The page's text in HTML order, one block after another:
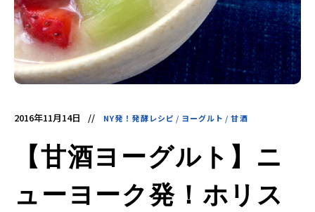
食
の
レ
シ
ピ
や
ニ
ュ
を
お
し
ま
本
と
2016年11月14日 NY発！発酵レシピ / ヨーグルト / 甘酒
【甘酒ヨーグルト】ニ
ューヨーク発！ホリス